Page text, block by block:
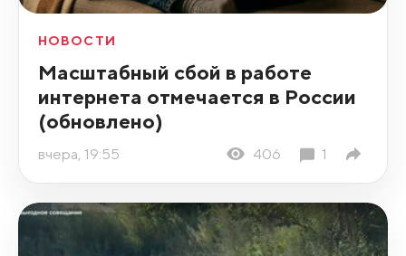
НОВОСТИ
Масштабный сбой в работе
интернета отмечается в России
(обновлено)
вчера, 19:55 406 1